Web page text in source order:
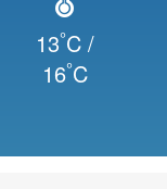
13°C /
16°C